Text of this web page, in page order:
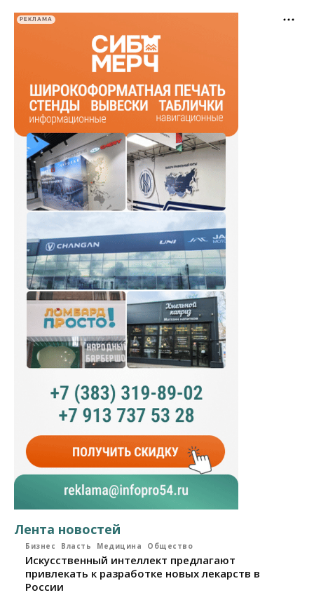
РЕКЛАМА
Лента новостей
Бизнес Власть Медицина Общество
Искусственный интеллект предлагают
привлекать к разработке новых лекарств в
России